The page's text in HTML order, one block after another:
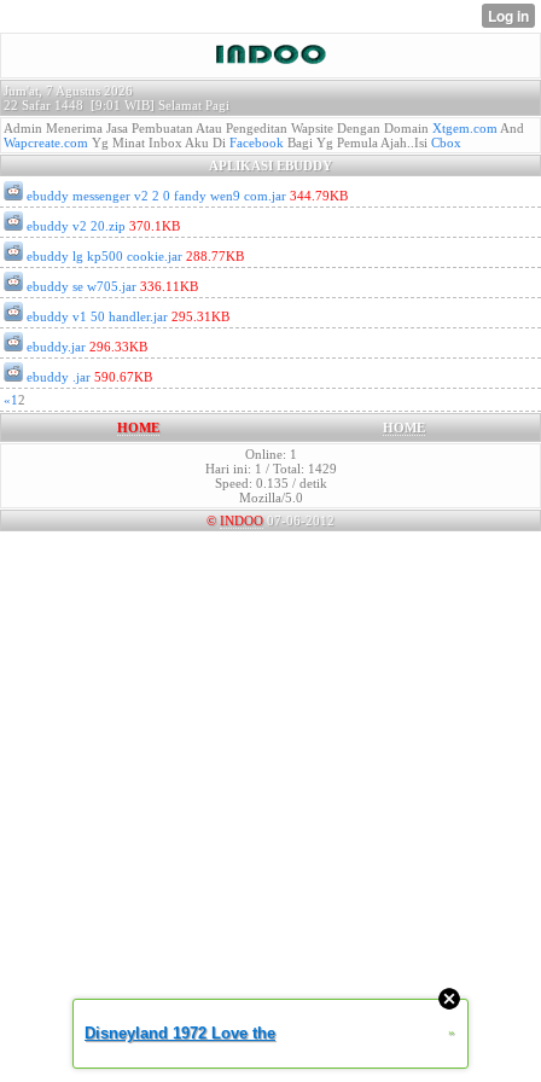
Jum'at, 7 Agustus 2026
22 Safar 1448 [9:01 WIB] Selamat Pagi
Admin Menerima Jasa Pembuatan Atau Pengeditan Wapsite Dengan Domain Xtgem.com And
Wapcreate.com Yg Minat Inbox Aku Di Facebook Bagi Yg Pemula Ajah..Isi Cbox
APLIKASI EBUDDY
ebuddy messenger v2 2 0 fandy wen9 com.jar 344.79KB
ebuddy v2 20.zip 370.1KB
ebuddy lg kp500 cookie.jar 288.77KB
ebuddy se w705.jar 336.11KB
ebuddy v1 50 handler.jar 295.31KB
ebuddy.jar 296.33KB
ebuddy .jar 590.67KB
«12
HOME
HOME
Online: 1
Hari ini: 1 / Total: 1429
Speed: 0.135 / detik
Mozilla/5.0
© INDOO 07-06-2012
Disneyland 1972 Love the »